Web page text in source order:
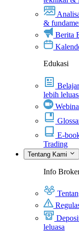
&
Berita
Edukasi
lebih
E-
Trading
Tentang Kami
Info
leluasa